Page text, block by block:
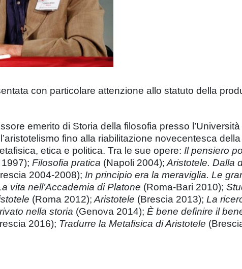
con particolare attenzione allo statuto della
emerito di Storia della filosofia presso
fino alla riabilitazione novecentesca
etica e politica. Tra le sue opere: Il pensiero
Filosofia pratica (Napoli 2004); Aristotele. Dalla
2004-2008); In principio era la meraviglia. Le
vita nell’Accademia di Platone (Roma-Bari 2010);
(Roma 2012); Aristotele (Brescia 2013); La
nella storia (Genova 2014); È bene definire il
2016); Tradurre la Metafisica di Aristotele